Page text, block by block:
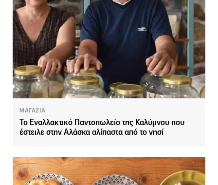
ΜΑΓΑΖΙΑ
Το Εναλλακτικό Παντοπωλείο της Καλύμνου που
έστειλε στην Αλάσκα αλίπαστα από το νησί